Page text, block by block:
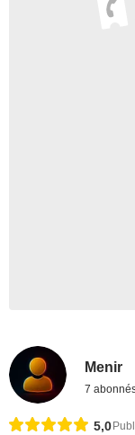
Menir
7
5,0